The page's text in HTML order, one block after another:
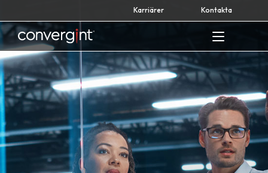
to
content
Karriärer Kontakta
Home